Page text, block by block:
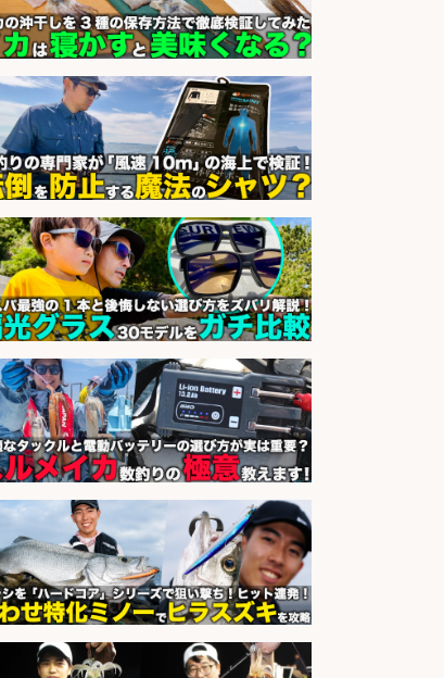
小野駅から徒歩6分/「時給1,300
円」/大型連休あり×残業なし×土日
祝休み/滋賀県
会社名 株式会社ホットスタッフ滋賀
sponsored by 求人ボックス
営業事務/「大津市」釣り具メーカ
ーの物流事務・営業アシスタント/
小野駅徒歩6分/「時給1,300円」/大
型連休あり×残業なし×土日祝休み/
滋賀県
会社名 株式会社ホットスタッフ滋賀
sponsored by 求人ボックス
釣り具のリールやペダルの製造/福
井県あわら市
株式会社UPP
sponsored by 求人ボックス
さらに求人情報を見る